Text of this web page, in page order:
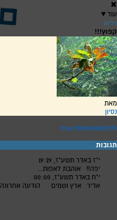
✖
עוד ▼
וידאו
קפוץ!!!
מאת
נסיון
20150419100725.mov
תגובות
י"ז באדר תשע"ז, 19:29
יפה!!
אוהבת לאפות...
י"ח באדר תשע"ז, 00:00
אדיר
ארץ ושמים הודעה אחרונה